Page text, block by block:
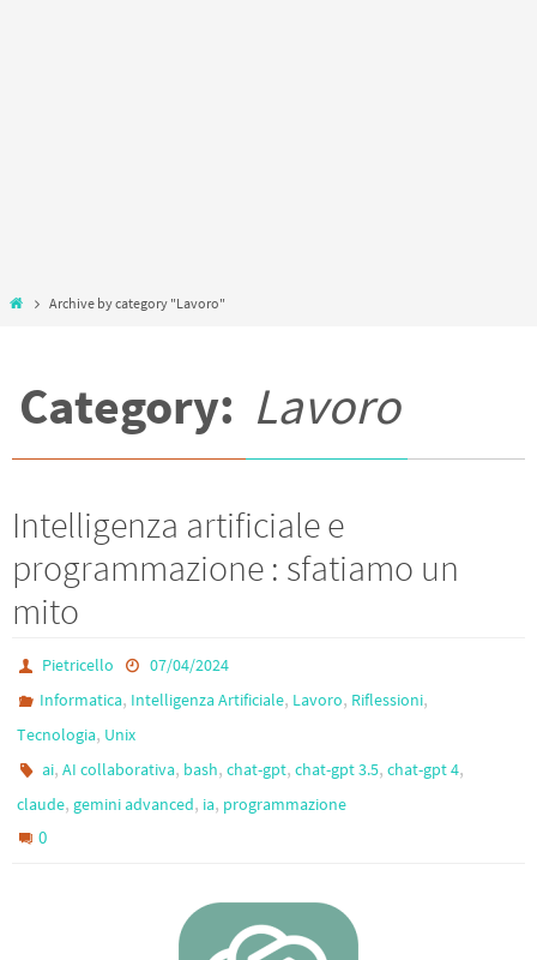
HomeArchive by category "Lavoro"
Category: Lavoro
Intelligenza artificiale e
programmazione : sfatiamo un
mito
Pietricello
07/04/2024
Informatica, Intelligenza Artificiale, Lavoro, Riflessioni,
Tecnologia, Unix
ai,AI collaborativa, bash,chat-gpt,chat-gpt 3.5,chat-gpt 4,
claude, gemini advanced, ia, programmazione
0